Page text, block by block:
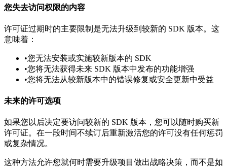
您失去访问权限的内容
许可证过期时的主要限制是无法升级到较新的 SDK 版本。这
意味着：
•您无法安装或实施较新版本的 SDK
•您将无法获得未来 SDK 版本中发布的功能增强
•您将无法从较新版本中的错误修复或安全更新中受益
未来的许可选项
如果您以后决定要访问较新的 SDK 版本，您可以随时购买新
许可证。在一段时间不续订后重新激活您的许可没有任何惩罚
或复杂情况。
这种方法允许您就何时需要升级项目做出战略决策，而不是如